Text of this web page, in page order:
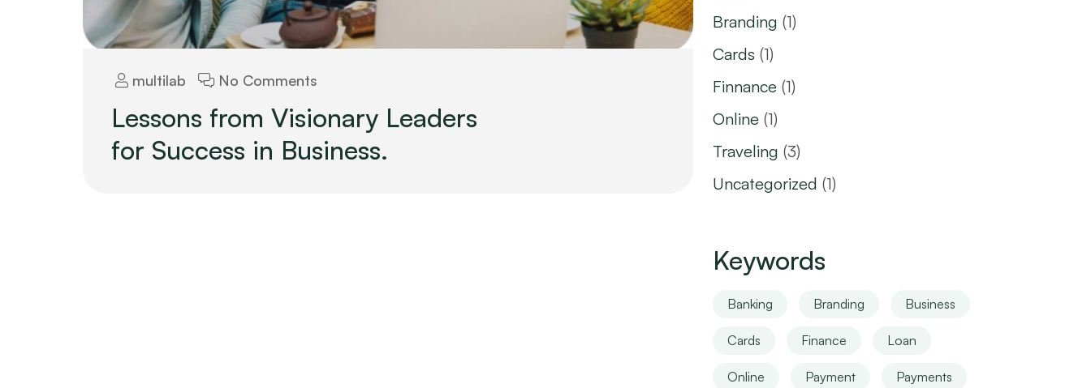
multilab No Comments
Lessons from Visionary Leaders
for Success in Business.
Branding (1)
Cards (1)
Finnance (1)
Online (1)
Traveling (3)
Uncategorized (1)
Keywords
Banking Branding Business
Cards Finance Loan
Online Payment Payments